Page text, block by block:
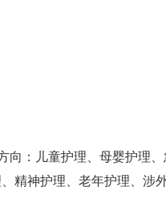
向：儿童护理、母婴护理、
精神护理、老年护理、涉